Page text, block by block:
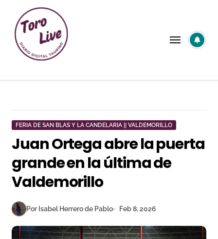
contenido
FERIA DE SAN BLAS Y LA CANDELARIA || VALDEMORILLO
Juan Ortega abre la puerta
grande en la última de
Valdemorillo
Por Isabel Herrero de Pablo Feb 8, 2026